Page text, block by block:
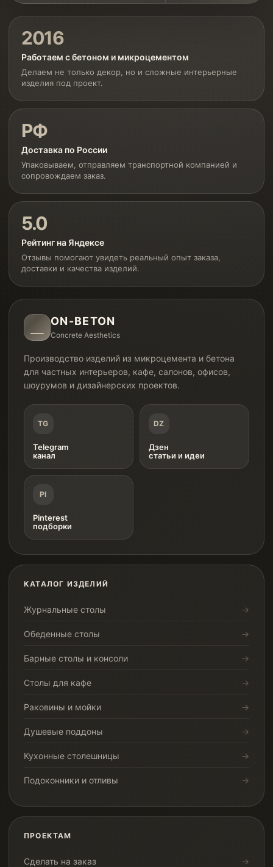
2016
Работаем с бетоном и микроцементом
Делаем не только декор, но и сложные интерьерные
изделия под проект.
РФ
Доставка по России
Упаковываем, отправляем транспортной компанией и
сопровождаем заказ.
5.0
Рейтинг на Яндексе
Отзывы помогают увидеть реальный опыт заказа,
доставки и качества изделий.
ON-BETON
Concrete Aesthetics
Производство изделий из микроцемента и бетона
для частных интерьеров, кафе, салонов, офисов,
шоурумов и дизайнерских проектов.
TG
Telegram
канал
DZ
Дзен
статьи и идеи
PI
Pinterest
подборки
КАТАЛОГ ИЗДЕЛИЙ
Журнальные столы
Обеденные столы
Барные столы и консоли
Столы для кафе
Раковины и мойки
Душевые поддоны
Кухонные столешницы
Подоконники и отливы
ПРОЕКТАМ
Сделать на заказ